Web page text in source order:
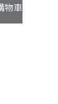
物車